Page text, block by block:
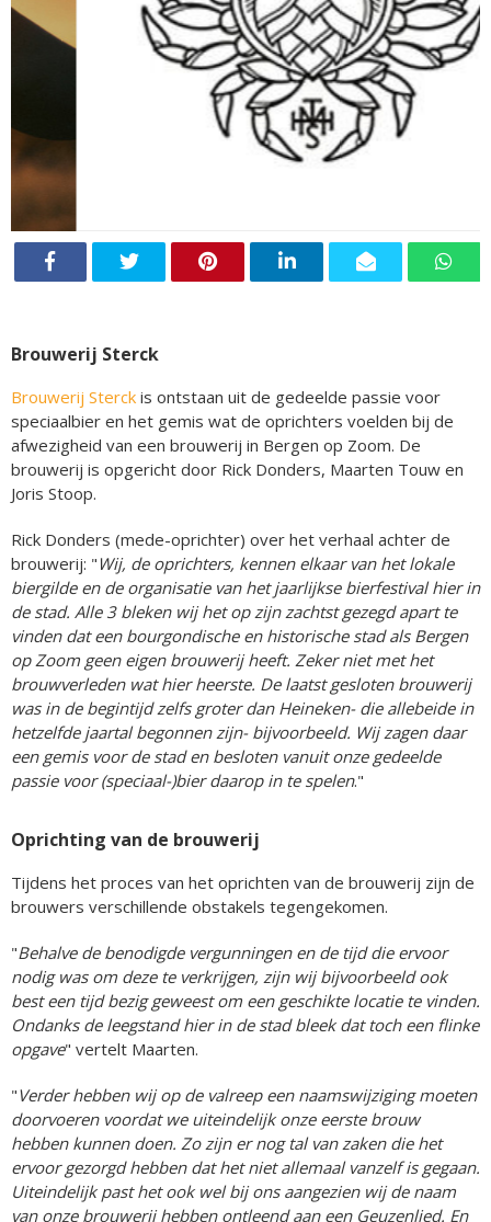
Brouwerij Sterck
Brouwerij Sterck is ontstaan uit de gedeelde passie voor
speciaalbier en het gemis wat de oprichters voelden bij de
afwezigheid van een brouwerij in Bergen op Zoom. De
brouwerij is opgericht door Rick Donders, Maarten Touw en
Joris Stoop.
Rick Donders (mede-oprichter) over het verhaal achter de
brouwerij: " Wij, de oprichters, kennen elkaar van het lokale
biergilde en de organisatie van het jaarlijkse bierfestival hier in
de stad. Alle 3 bleken wij het op zijn zachtst gezegd apart te
vinden dat een bourgondische en historische stad als Bergen
op Zoom geen eigen brouwerij heeft. Zeker niet met het
brouwverleden wat hier heerste. De laatst gesloten brouwerij
was in de begintijd zelfs groter dan Heineken- die allebeide in
hetzelfde jaartal begonnen zijn- bijvoorbeeld. Wij zagen daar
een gemis voor de stad en besloten vanuit onze gedeelde
passie voor (speciaal-)bier daarop in te spelen."
Oprichting van de brouwerij
Tijdens het proces van het oprichten van de brouwerij zijn de
brouwers verschillende obstakels tegengekomen.
"Behalve de benodigde vergunningen en de tijd die ervoor
nodig was om deze te verkrijgen, zijn wij bijvoorbeeld ook
best een tijd bezig geweest om een geschikte locatie te vinden.
Ondanks de leegstand hier in de stad bleek dat toch een flinke
opgave" vertelt Maarten.
"Verder hebben wij op de valreep een naamswijziging moeten
doorvoeren voordat we uiteindelijk onze eerste brouw
hebben kunnen doen. Zo zijn er nog tal van zaken die het
ervoor gezorgd hebben dat het niet allemaal vanzelf is gegaan.
Uiteindelijk past het ook wel bij ons aangezien wij de naam
van onze brouwerij hebben ontleend aan een Geuzenlied. En